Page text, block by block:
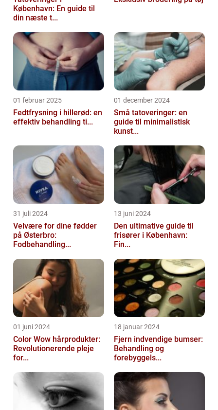
København: En guide til
din næste t...
01 februar 2025
Fedtfrysning i hillerød: en
effektiv behandling ti...
01 december 2024
Små tatoveringer: en
guide til minimalistisk
kunst...
31 juli 2024
Velvære for dine fødder
på Østerbro:
Fodbehandling...
13 juni 2024
Den ultimative guide til
frisører i København:
Fin...
01 juni 2024
Color Wow hårprodukter:
Revolutionerende pleje
for...
18 januar 2024
Fjern indvendige bumser:
Behandling og
forebyggels...